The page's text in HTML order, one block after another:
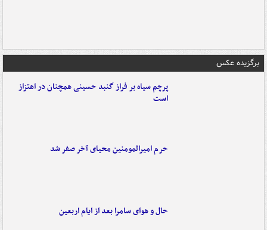
برگزیده عکس
پرچم سیاه بر فراز گنبد حسینی همچنان در اهتزاز
است
حرم امیرالمومنین محیای آخر صفر شد
حال و هوای سامرا بعد از ایام اربعین